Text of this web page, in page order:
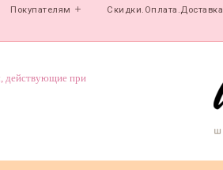
Покупателям Скидки.Оплата.Доставка
действующие при